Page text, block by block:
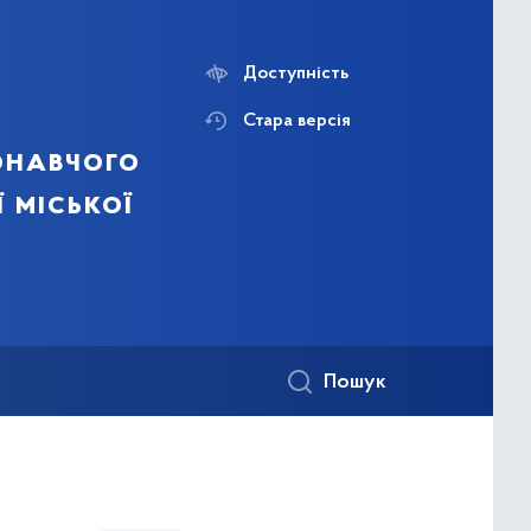
міської
Доступність
Стара версія
Пошук